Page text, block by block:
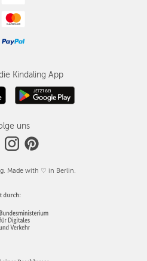
Kindaling App
uns
Made with ♡ in Berlin.